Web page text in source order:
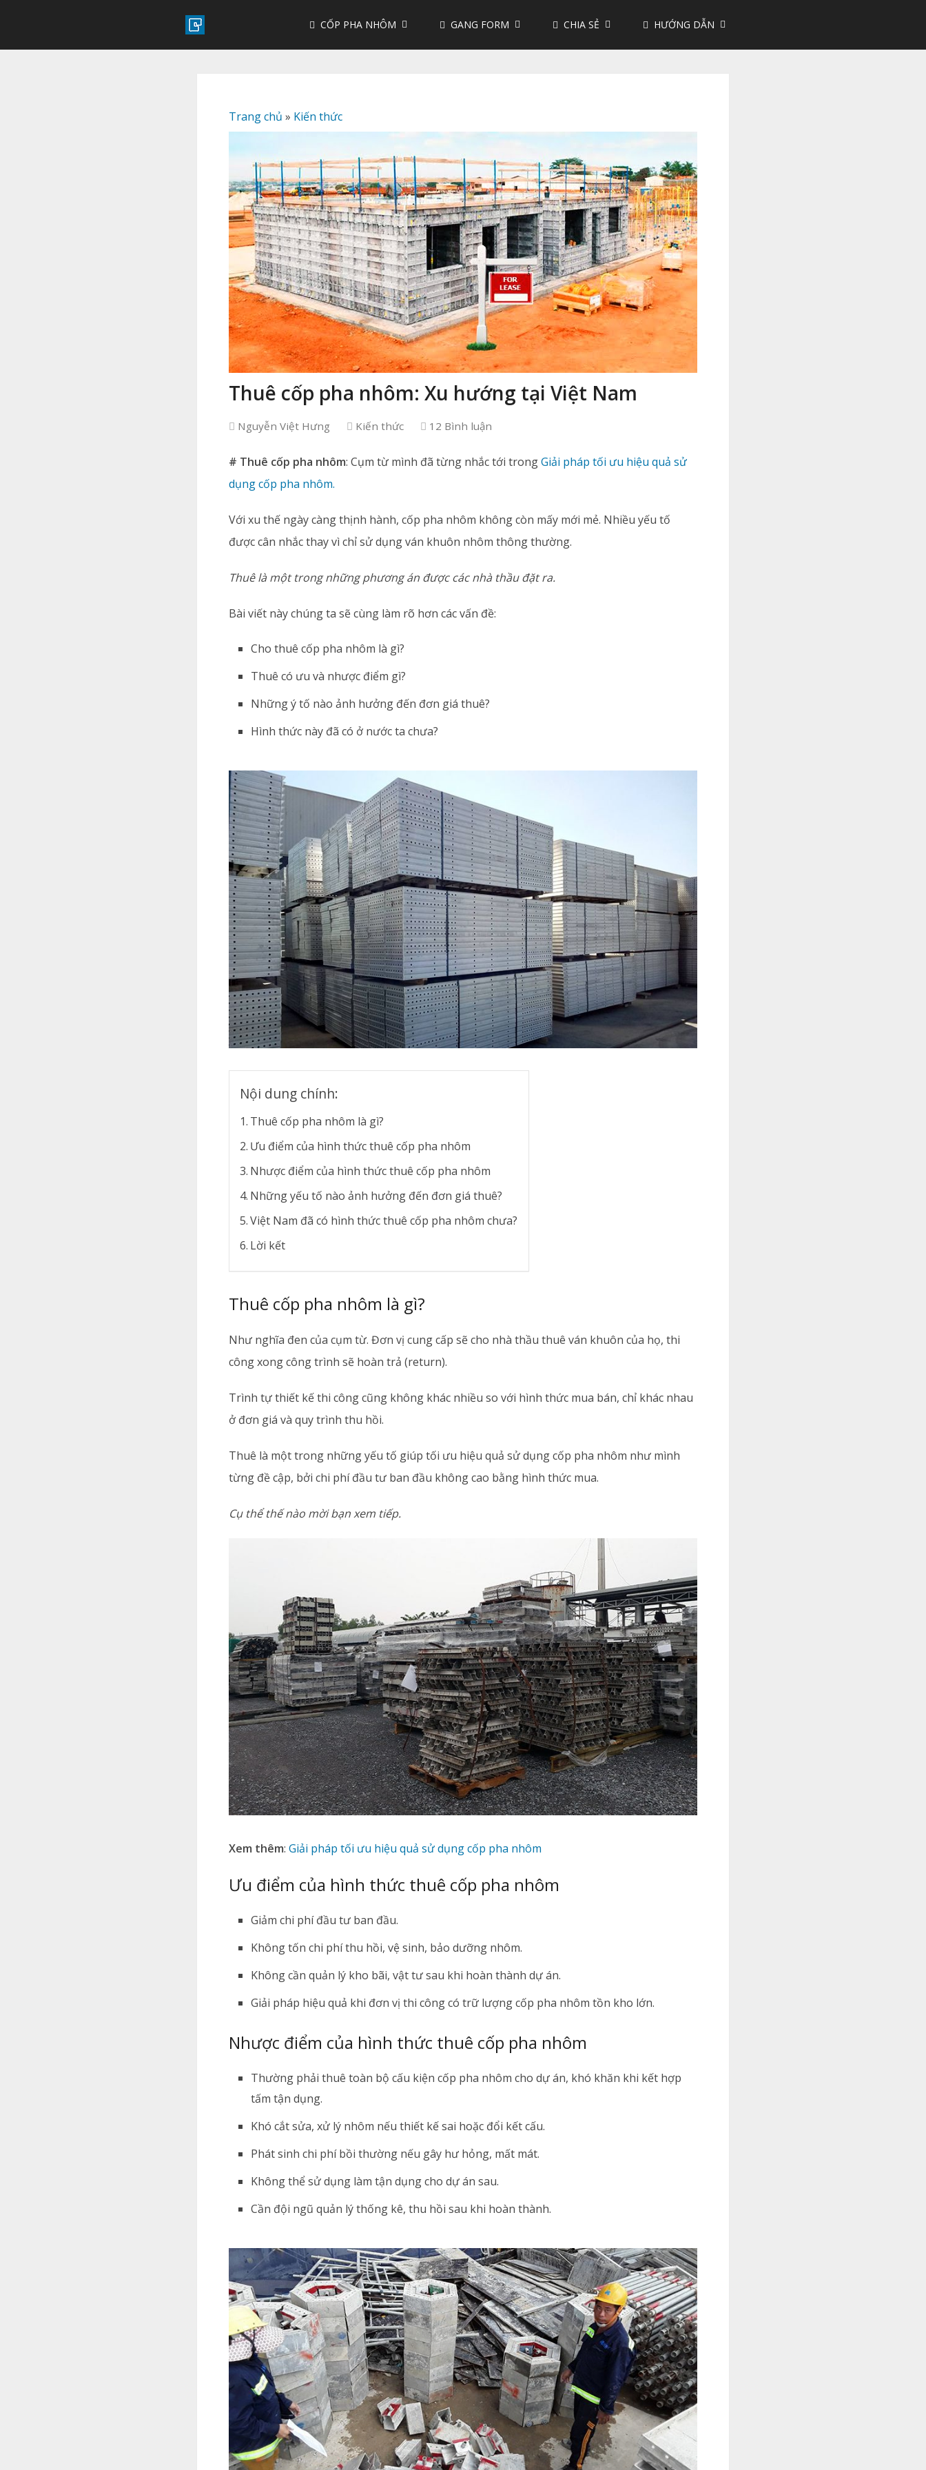
CỐP PHA NHÔM GANG FORM CHIA SẺ HƯỚNG DẪN
Trang chủ » Kiến thức
Thuê cốp pha nhôm: Xu hướng tại Việt Nam
Nguyễn Việt Hưng Kiến thức 12 Bình luận
# Thuê cốp pha nhôm: Cụm từ mình đã từng nhắc tới trongGiải pháp tối ưu hiệu quả sử
dụng cốp pha nhôm.
Với xu thế ngày càng thịnh hành, cốp pha nhôm không còn mấy mới mẻ. Nhiều yếu tố
được cân nhắc thay vì chỉ sử dụng ván khuôn nhôm thông thường.
Thuê là một trong những phương án được các nhà thầu đặt ra.
Bài viết này chúng ta sẽ cùng làm rõ hơn các vấn đề:
Cho thuê cốp pha nhôm là gì?
Thuê có ưu và nhược điểm gì?
Những ý tố nào ảnh hưởng đến đơn giá thuê?
Hình thức này đã có ở nước ta chưa?
Nội dung chính:
Thuê cốp pha nhôm là gì?
Ưu điểm của hình thức thuê cốp pha nhôm
Nhược điểm của hình thức thuê cốp pha nhôm
Những yếu tố nào ảnh hưởng đến đơn giá thuê?
Việt Nam đã có hình thức thuê cốp pha nhôm chưa?
Lời kết
Thuê cốp pha nhôm là gì?
Như nghĩa đen của cụm từ. Đơn vị cung cấp sẽ cho nhà thầu thuê ván khuôn của họ, thi
công xong công trình sẽ hoàn trả (return).
Trình tự thiết kế thi công cũng không khác nhiều so với hình thức mua bán, chỉ khác nhau
ở đơn giá và quy trình thu hồi.
Thuê là một trong những yếu tố giúp tối ưu hiệu quả sử dụng cốp pha nhôm như mình
từng đề cập, bởi chi phí đầu tư ban đầu không cao bằng hình thức mua.
Cụ thể thế nào mời bạn xem tiếp.
Xem thêm:Giải pháp tối ưu hiệu quả sử dụng cốp pha nhôm
Ưu điểm của hình thức thuê cốp pha nhôm
Giảm chi phí đầu tư ban đầu.
Không tốn chi phí thu hồi, vệ sinh, bảo dưỡng nhôm.
Không cần quản lý kho bãi, vật tư sau khi hoàn thành dự án.
Giải pháp hiệu quả khi đơn vị thi công có trữ lượng cốp pha nhôm tồn kho lớn.
Nhược điểm của hình thức thuê cốp pha nhôm
Thường phải thuê toàn bộ cấu kiện cốp pha nhôm cho dự án, khó khăn khi kết hợp
tấm tận dụng.
Khó cắt sửa, xử lý nhôm nếu thiết kế sai hoặc đổi kết cấu.
Phát sinh chi phí bồi thường nếu gây hư hỏng, mất mát.
Không thể sử dụng làm tận dụng cho dự án sau.
Cần đội ngũ quản lý thống kê, thu hồi sau khi hoàn thành.